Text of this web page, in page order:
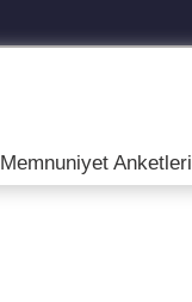
Memnuniyet Anketleri